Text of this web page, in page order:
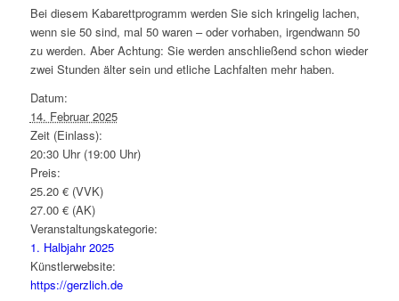
Bei diesem Kabarettprogramm werden Sie sich kringelig lachen,
wenn sie 50 sind, mal 50 waren – oder vorhaben, irgendwann 50
zu werden. Aber Achtung: Sie werden anschließend schon wieder
zwei Stunden älter sein und etliche Lachfalten mehr haben.
Datum:
14. Februar 2025
Zeit (Einlass):
20:30 Uhr (19:00 Uhr)
Preis:
25.20 € (VVK)
27.00 € (AK)
Veranstaltungskategorie:
1. Halbjahr 2025
Künstlerwebsite:
https://gerzlich.de